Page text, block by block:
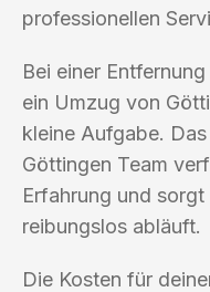
professionellen
Bei einer
ein Umzug von
kleine Aufgabe.
Göttingen Team
Erfahrung und
reibungslos abläuft.
Die Kosten für